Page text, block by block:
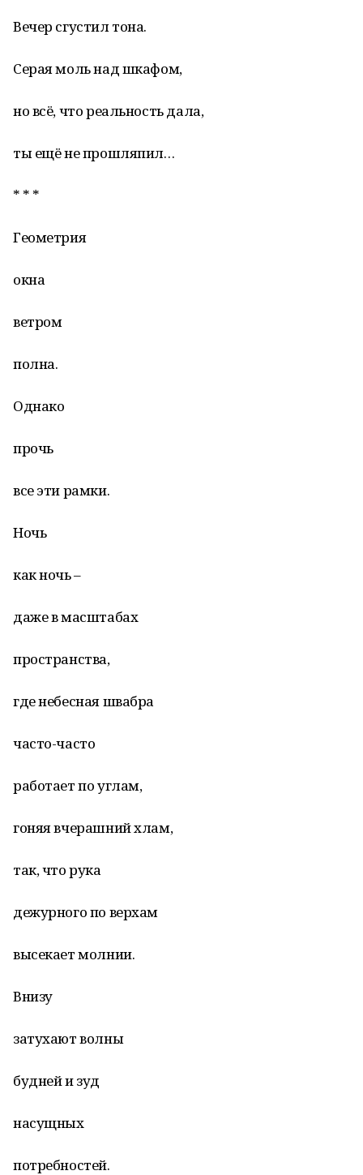
Вечер сгустил тона.
Серая моль над шкафом,
но всё, что реальность дала,
ты ещё не прошляпил…
* * *
Геометрия
окна
ветром
полна.
Однако
прочь
все эти рамки.
Ночь
как ночь –
даже в масштабах
пространства,
где небесная швабра
часто-часто
работает по углам,
гоняя вчерашний хлам,
так, что рука
дежурного по верхам
высекает молнии.
Внизу
затухают волны
будней и зуд
насущных
потребностей.